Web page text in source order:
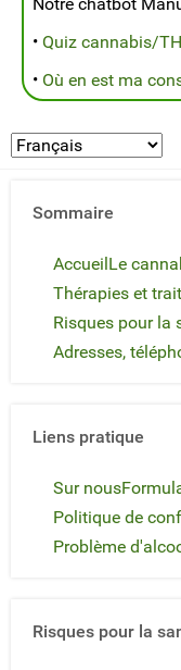
• Quiz cannabis/
• Où en est ma
Sommaire
AccueilLe
Thérapies et
Risques pour la
Adresses,
Liens pratique
Sur nous
Politique de
Problème
Risques pour la